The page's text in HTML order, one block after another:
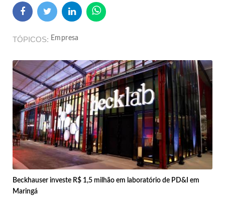
TÓPICOS Empresa
Beckhauser investe R$ 1,5 milhão em laboratório de PD&I em
Maringá